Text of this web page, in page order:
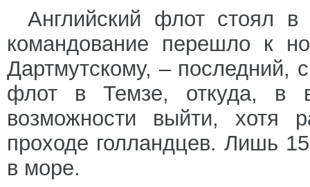
Английский флот стоял в
командование перешло к
Дартмутскому, – последний,
флот в Темзе, откуда, в
возможности выйти, хотя
проходе голландцев. Лишь
в море.